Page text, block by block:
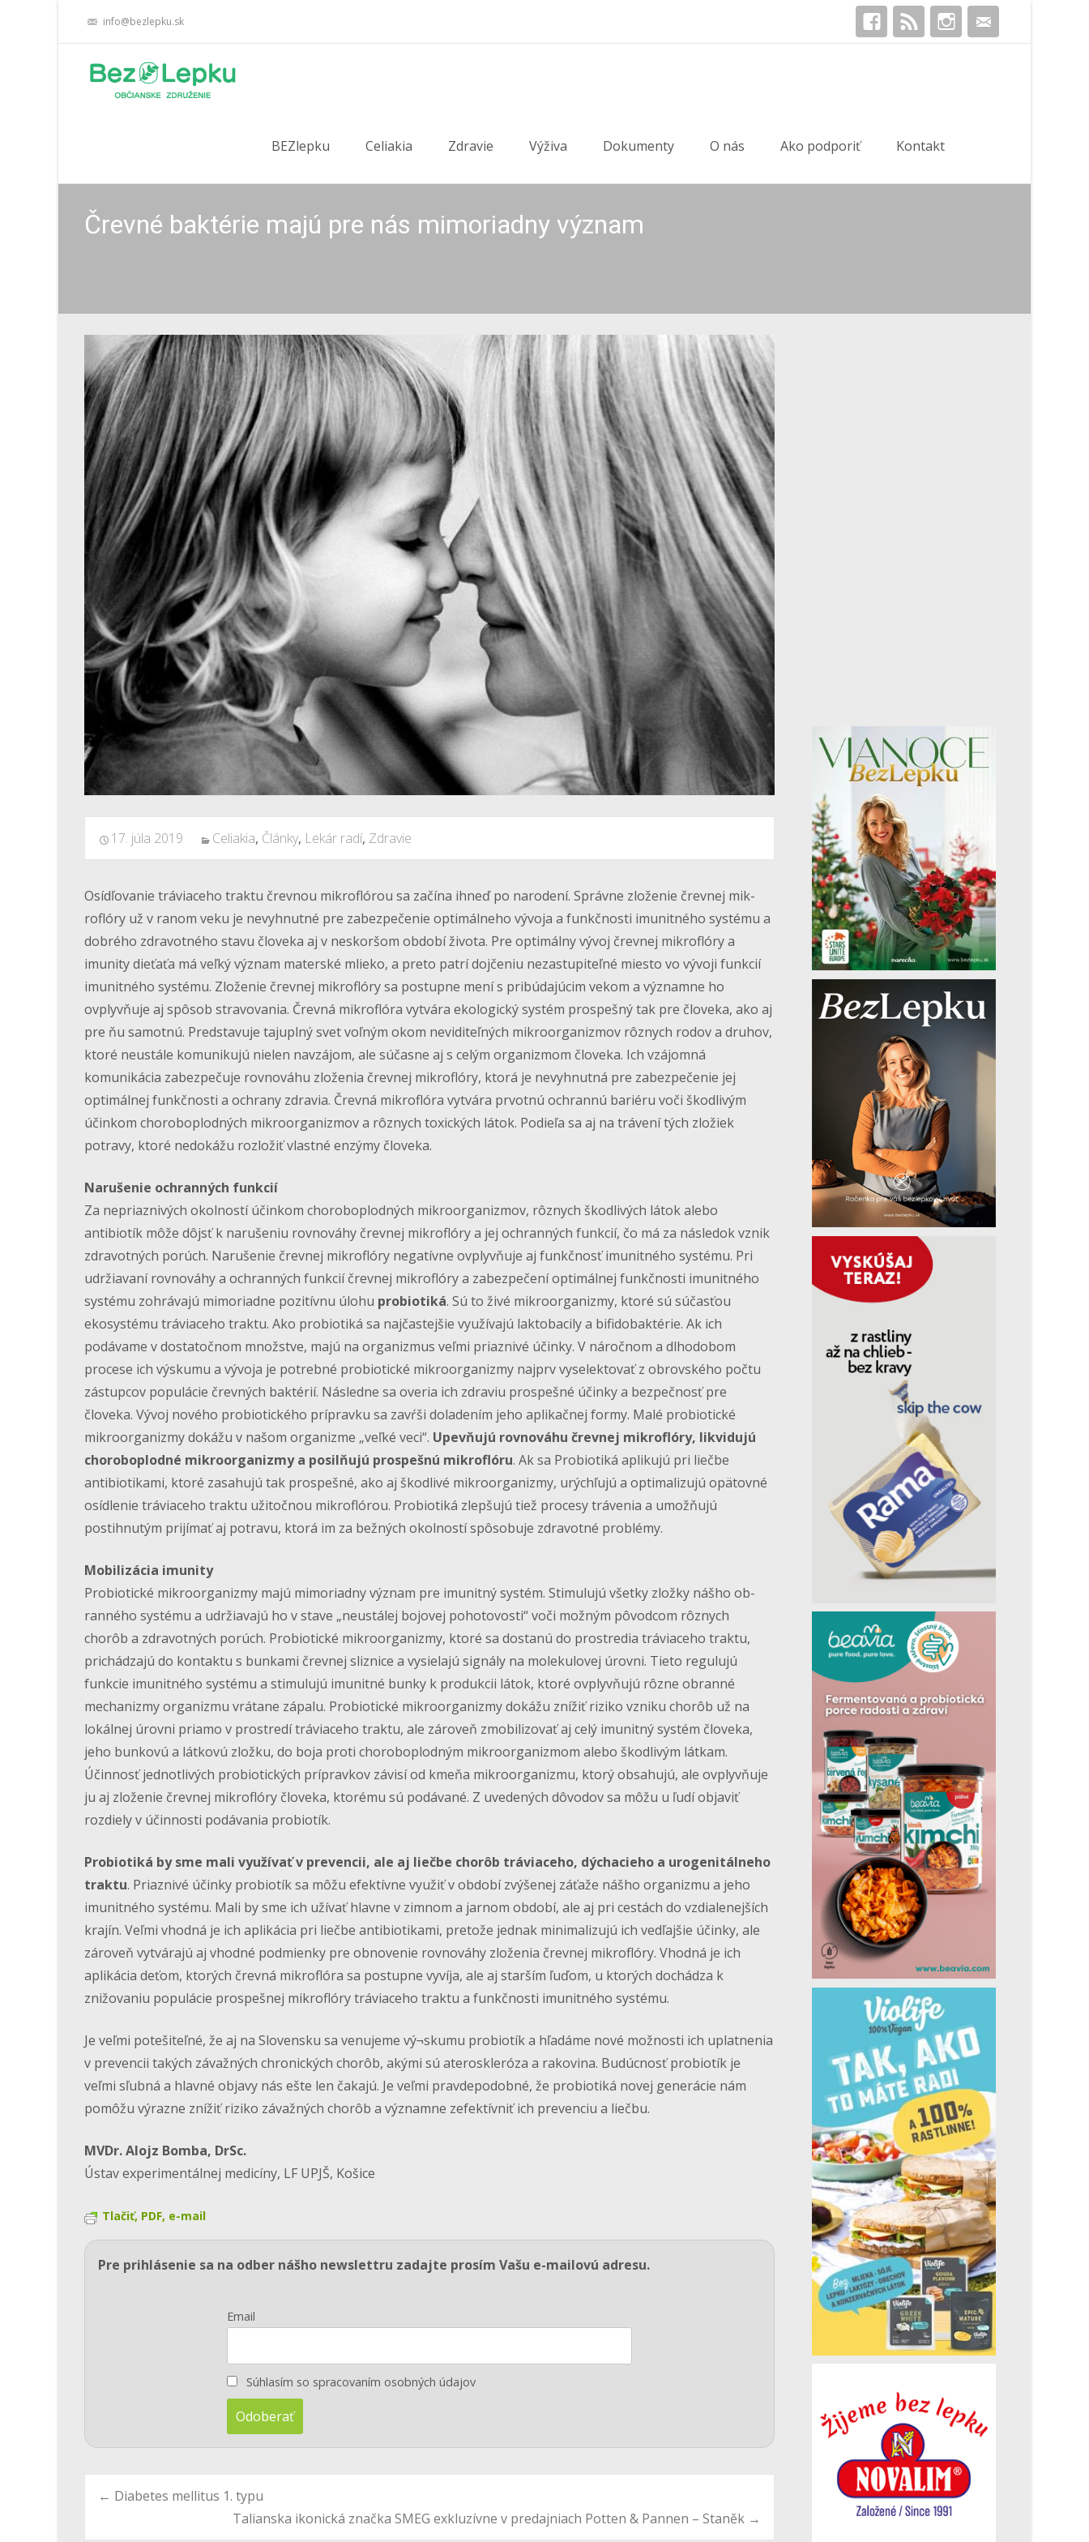
info@bezlepku.sk
BEZlepku Celiakia Zdravie Výživa Dokumenty O nás Ako podporiť Kontakt
Črevné baktérie majú pre nás mimoriadny význam
17. júla 2019 Celiakia, Články, Lekár radí, Zdravie
Osídľovanie tráviaceho traktu črevnou mikroflórou sa začína ihneď po narodení. Správne zloženie črevnej mik-
roflóry už v ranom veku je nevyhnutné pre zabezpečenie optimálneho vývoja a funkčnosti imunitného systému a
dobrého zdravotného stavu človeka aj v neskoršom období života. Pre optimálny vývoj črevnej mikroflóry a
imunity dieťaťa má veľký význam materské mlieko, a preto patrí dojčeniu nezastupiteľné miesto vo vývoji funkcií
imunitného systému. Zloženie črevnej mikroflóry sa postupne mení s pribúdajúcim vekom a významne ho
ovplyvňuje aj spôsob stravovania. Črevná mikroflóra vytvára ekologický systém prospešný tak pre človeka, ako aj
pre ňu samotnú. Predstavuje tajuplný svet voľným okom neviditeľných mikroorganizmov rôznych rodov a druhov,
ktoré neustále komunikujú nielen navzájom, ale súčasne aj s celým organizmom človeka. Ich vzájomná
komunikácia zabezpečuje rovnováhu zloženia črevnej mikroflóry, ktorá je nevyhnutná pre zabezpečenie jej
optimálnej funkčnosti a ochrany zdravia. Črevná mikroflóra vytvára prvotnú ochrannú bariéru voči škodlivým
účinkom choroboplodných mikroorganizmov a rôznych toxických látok. Podieľa sa aj na trávení tých zložiek
potravy, ktoré nedokážu rozložiť vlastné enzýmy človeka.
Narušenie ochranných funkcií
Za nepriaznivých okolností účinkom choroboplodných mikroorganizmov, rôznych škodlivých látok alebo
antibiotík môže dôjsť k narušeniu rovnováhy črevnej mikroflóry a jej ochranných funkcií, čo má za následok vznik
zdravotných porúch. Narušenie črevnej mikroflóry negatívne ovplyvňuje aj funkčnosť imunitného systému. Pri
udržiavaní rovnováhy a ochranných funkcií črevnej mikroflóry a zabezpečení optimálnej funkčnosti imunitného
systému zohrávajú mimoriadne pozitívnu úlohu probiotiká. Sú to živé mikroorganizmy, ktoré sú súčasťou
ekosystému tráviaceho traktu. Ako probiotiká sa najčastejšie využívajú laktobacily a bifidobaktérie. Ak ich
podávame v dostatočnom množstve, majú na organizmus veľmi priaznivé účinky. V náročnom a dlhodobom
procese ich výskumu a vývoja je potrebné probiotické mikroorganizmy najprv vyselektovať z obrovského počtu
zástupcov populácie črevných baktérií. Následne sa overia ich zdraviu prospešné účinky a bezpečnosť pre
človeka. Vývoj nového probiotického prípravku sa zavŕši doladením jeho aplikačnej formy. Malé probiotické
mikroorganizmy dokážu v našom organizme „veľké veci“. Upevňujú rovnováhu črevnej mikroflóry, likvidujú
choroboplodné mikroorganizmy a posilňujú prospešnú mikroflóru. Ak sa Probiotiká aplikujú pri liečbe
antibiotikami, ktoré zasahujú tak prospešné, ako aj škodlivé mikroorganizmy, urýchľujú a optimalizujú opätovné
osídlenie tráviaceho traktu užitočnou mikroflórou. Probiotiká zlepšujú tiež procesy trávenia a umožňujú
postihnutým prijímať aj potravu, ktorá im za bežných okolností spôsobuje zdravotné problémy.
Mobilizácia imunity
Probiotické mikroorganizmy majú mimoriadny význam pre imunitný systém. Stimulujú všetky zložky nášho ob-
ranného systému a udržiavajú ho v stave „neustálej bojovej pohotovosti“ voči možným pôvodcom rôznych
chorôb a zdravotných porúch. Probiotické mikroorganizmy, ktoré sa dostanú do prostredia tráviaceho traktu,
prichádzajú do kontaktu s bunkami črevnej sliznice a vysielajú signály na molekulovej úrovni. Tieto regulujú
funkcie imunitného systému a stimulujú imunitné bunky k produkcii látok, ktoré ovplyvňujú rôzne obranné
mechanizmy organizmu vrátane zápalu. Probiotické mikroorganizmy dokážu znížiť riziko vzniku chorôb už na
lokálnej úrovni priamo v prostredí tráviaceho traktu, ale zároveň zmobilizovať aj celý imunitný systém človeka,
jeho bunkovú a látkovú zložku, do boja proti choroboplodným mikroorganizmom alebo škodlivým látkam.
Účinnosť jednotlivých probiotických prípravkov závisí od kmeňa mikroorganizmu, ktorý obsahujú, ale ovplyvňuje
ju aj zloženie črevnej mikroflóry človeka, ktorému sú podávané. Z uvedených dôvodov sa môžu u ľudí objaviť
rozdiely v účinnosti podávania probiotík.
Probiotiká by sme mali využívať v prevencii, ale aj liečbe chorôb tráviaceho, dýchacieho a urogenitálneho
traktu. Priaznivé účinky probiotík sa môžu efektívne využiť v období zvýšenej záťaže nášho organizmu a jeho
imunitného systému. Mali by sme ich užívať hlavne v zimnom a jarnom období, ale aj pri cestách do vzdialenejších
krajín. Veľmi vhodná je ich aplikácia pri liečbe antibiotikami, pretože jednak minimalizujú ich vedľajšie účinky, ale
zároveň vytvárajú aj vhodné podmienky pre obnovenie rovnováhy zloženia črevnej mikroflóry. Vhodná je ich
aplikácia deťom, ktorých črevná mikroflóra sa postupne vyvíja, ale aj starším ľuďom, u ktorých dochádza k
znižovaniu populácie prospešnej mikroflóry tráviaceho traktu a funkčnosti imunitného systému.
Je veľmi potešiteľné, že aj na Slovensku sa venujeme vý¬skumu probiotík a hľadáme nové možnosti ich uplatnenia
v prevencii takých závažných chronických chorôb, akými sú ateroskleróza a rakovina. Budúcnosť probiotík je
veľmi sľubná a hlavné objavy nás ešte len čakajú. Je veľmi pravdepodobné, že probiotiká novej generácie nám
pomôžu výrazne znížiť riziko závažných chorôb a významne zefektívniť ich prevenciu a liečbu.
MVDr. Alojz Bomba, DrSc.
Ústav experimentálnej medicíny, LF UPJŠ, Košice
Tlačiť, PDF, e-mail
Pre prihlásenie sa na odber nášho newslettru zadajte prosím Vašu e-mailovú adresu.
Email
Súhlasím so spracovaním osobných údajov
Post
← Diabetes mellitus 1. typu
Talianska ikonická značka SMEG exkluzívne v predajniach Potten & Pannen – Staněk →